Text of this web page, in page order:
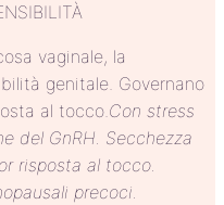
vaginale, la
genitale. Governano
al tocco.Con stress
del GnRH. Secchezza
risposta al tocco.
precoci.